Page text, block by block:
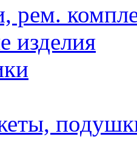
рем.
изделия